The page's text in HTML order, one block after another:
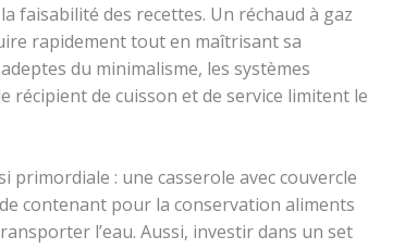
faisabilité des recettes. Un réchaud à gaz
rapidement tout en maîtrisant sa
du minimalisme, les systèmes
récipient de cuisson et de service limitent le
primordiale : une casserole avec couvercle
contenant pour la conservation aliments
l’eau. Aussi, investir dans un set